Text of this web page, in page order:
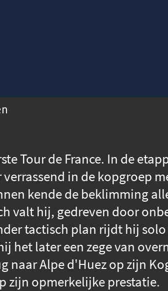
Tour de France. In de
in de kopgroep
kende de beklimming
valt hij, gedreven door
tactisch plan rijdt hij solo
het later een zege van
naar Alpe d'Huez op zijn
zijn opmerkelijke prestatie.